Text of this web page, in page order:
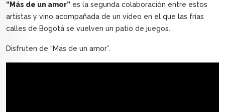
“Más de un amor” es la segunda colaboración entre estos
artistas y vino acompañada de un video en el que las frías
calles de Bogotá se vuelven un patio de juegos.
Disfruten de “Más de un amor”.